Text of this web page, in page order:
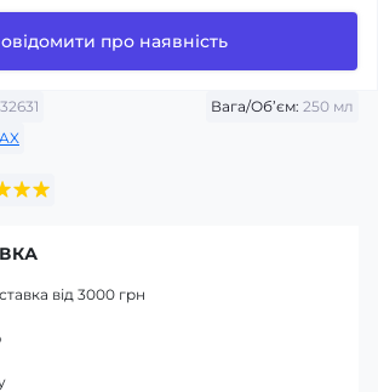
Вага/Об’єм: 250 мл
про наявність
від 3000 грн